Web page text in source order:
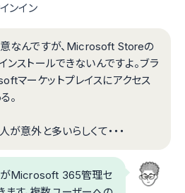
ンイン
なんですが、Microsoft Storeの
ンストールできないんですよ。ブラ
マーケットプレイスにアクセス
。
が意外と多いらしくて・・・
Microsoft 365管理セ